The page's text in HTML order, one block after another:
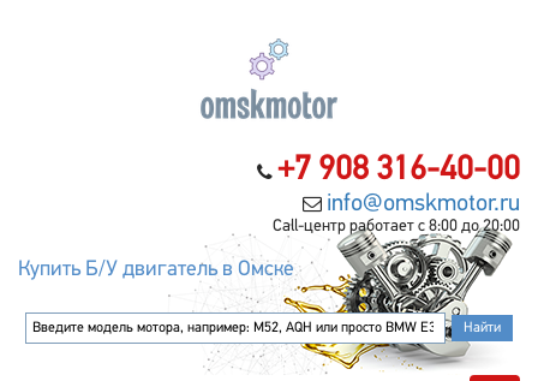
+7 908 316-40-00
info@omskmotor.ru
Call-центр работает с 8:00 до 20:00
Купить Б/У двигатель в Омске